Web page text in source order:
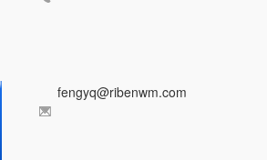
fengyq@ribenwm.com